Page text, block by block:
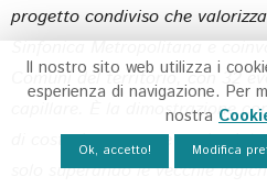
progetto condiviso che
Sinfonica Metropolitana e
Comuni del territorio, con 32
capillare. È la dimostrazione
di costruire una rete territoriale
solo superando le vecchie
Il nostro sito web utilizza i
esperienza di navigazione. Per
nostra
Ok, accetto! Modifica